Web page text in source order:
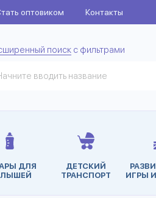
оптовиком Контакты
поиск с фильтрами
ДЛЯ
ДЕТСКИЙ
ТРАНСПОРТ
ИГРЫ